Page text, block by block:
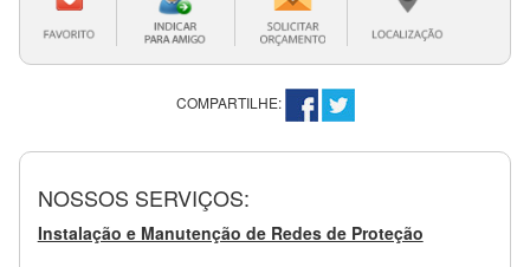
COMPARTILHE:
NOSSOS SERVIÇOS:
Instalação e Manutenção de Redes de Proteção